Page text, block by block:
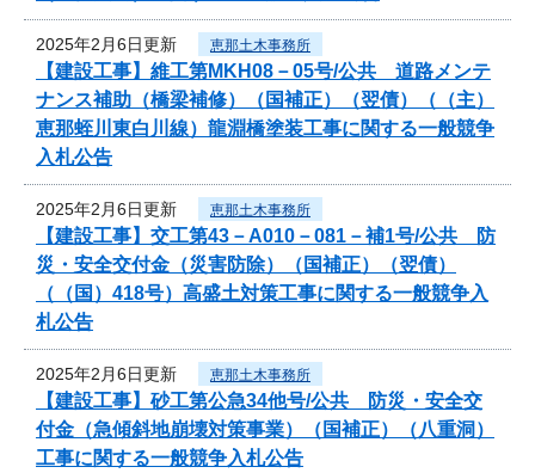
2025年2月6日更新 恵那土木事務所
【建設工事】維工第MKH08－05号/公共 道路メンテ
ナンス補助（橋梁補修）（国補正）（翌債）（（主）
恵那蛭川東白川線）龍淵橋塗装工事に関する一般競争
入札公告
2025年2月6日更新 恵那土木事務所
【建設工事】交工第43－A010－081－補1号/公共 防
災・安全交付金（災害防除）（国補正）（翌債）
（（国）418号）高盛土対策工事に関する一般競争入
札公告
2025年2月6日更新 恵那土木事務所
【建設工事】砂工第公急34他号/公共 防災・安全交
付金（急傾斜地崩壊対策事業）（国補正）（八重洞）
工事に関する一般競争入札公告